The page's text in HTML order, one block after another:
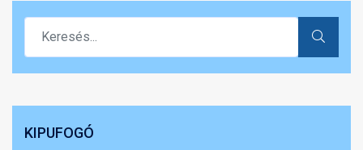
KIPUFOGÓ